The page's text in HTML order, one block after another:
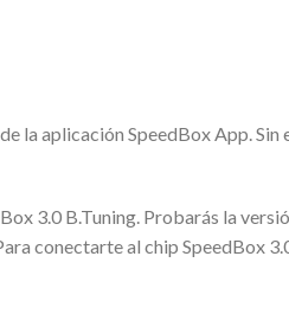
la aplicación SpeedBox App.
3.0 B.Tuning. Probarás la
conectarte al chip SpeedBox